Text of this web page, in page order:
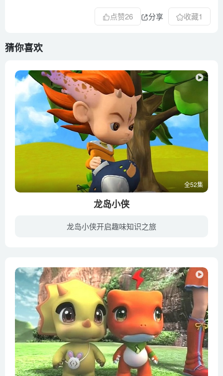
点赞26 分享 收藏1
猜你喜欢
全52集
龙岛小侠
龙岛小侠开启趣味知识之旅